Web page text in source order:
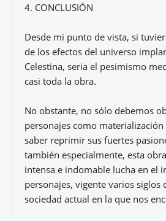
4. CONCLUSIÓN
Desde mi punto de vista, si
de los efectos del universo
Celestina, seria el pesimismo
casi toda la obra.
No obstante, no sólo debemos
personajes como
saber reprimir sus fuertes
también especialmente, esta
intensa e indomable lucha en el
personajes, vigente varios siglos
sociedad actual en la que nos